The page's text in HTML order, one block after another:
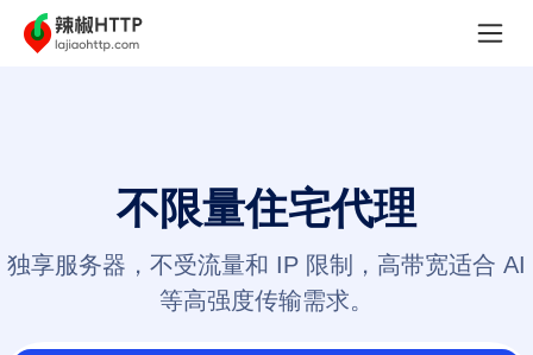
不限量住宅代理
独享服务器，不受流量和 IP 限制，高带宽适合 AI
等高强度传输需求。